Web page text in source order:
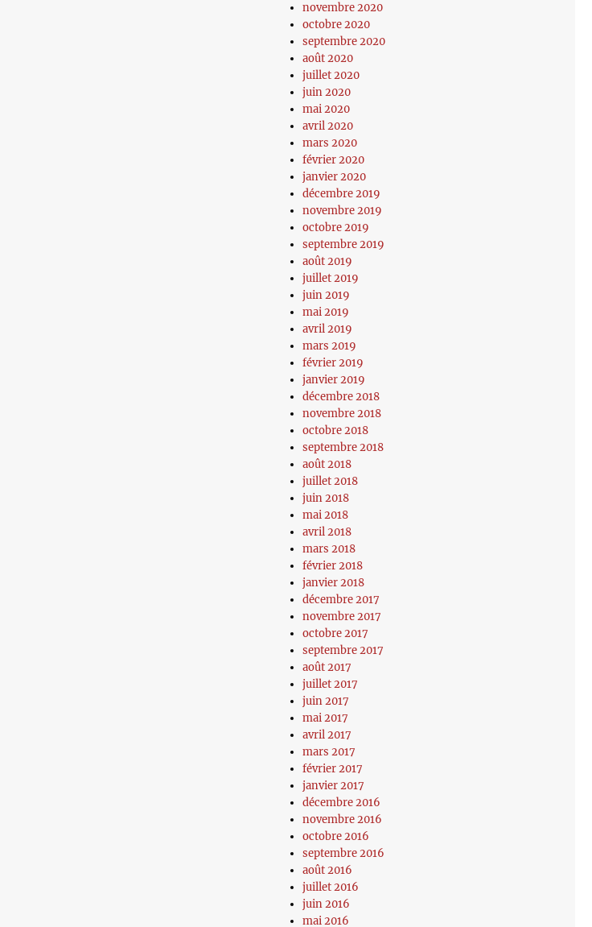
novembre 2020
octobre 2020
septembre 2020
août 2020
juillet 2020
juin 2020
mai 2020
avril 2020
mars 2020
février 2020
janvier 2020
décembre 2019
novembre 2019
octobre 2019
septembre 2019
août 2019
juillet 2019
juin 2019
mai 2019
avril 2019
mars 2019
février 2019
janvier 2019
décembre 2018
novembre 2018
octobre 2018
septembre 2018
août 2018
juillet 2018
juin 2018
mai 2018
avril 2018
mars 2018
février 2018
janvier 2018
décembre 2017
novembre 2017
octobre 2017
septembre 2017
août 2017
juillet 2017
juin 2017
mai 2017
avril 2017
mars 2017
février 2017
janvier 2017
décembre 2016
novembre 2016
octobre 2016
septembre 2016
août 2016
juillet 2016
juin 2016
mai 2016